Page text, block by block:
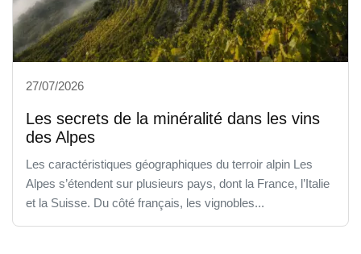
27/07/2026
Les secrets de la minéralité dans les vins
des Alpes
Les caractéristiques géographiques du terroir alpin Les
Alpes s’étendent sur plusieurs pays, dont la France, l’Italie
et la Suisse. Du côté français, les vignobles...